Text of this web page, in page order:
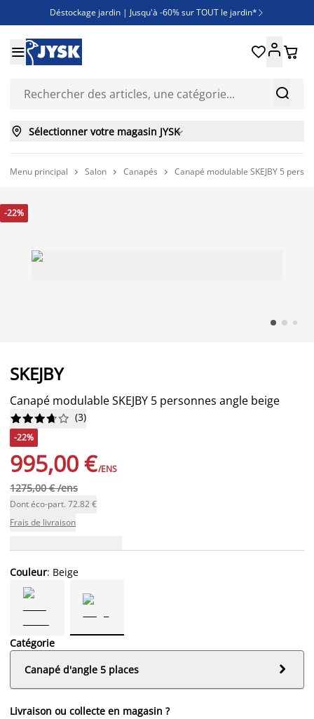
Déstockage jardin | Jusqu'à -60% sur TOUT le jardin* 
Jusqu'à -50% sur une sélection literie
Découvrez les nouveautés de la collection


 
 Sélectionner votre magasin JYSK
Menu principal  Salon  Canapés  Canapé modulable SKEJBY 5
-22%
SKEJBY
Canapé modulable SKEJBY 5 personnes angle beige





 (3)
-22%
995,00 €/ENS
1275,00 € /ens
Dont éco-part. 72.82 €
Frais de livraison
Couleur: Beige
Catégorie
Canapé d'angle 5 places

Livraison ou collecte en magasin ?